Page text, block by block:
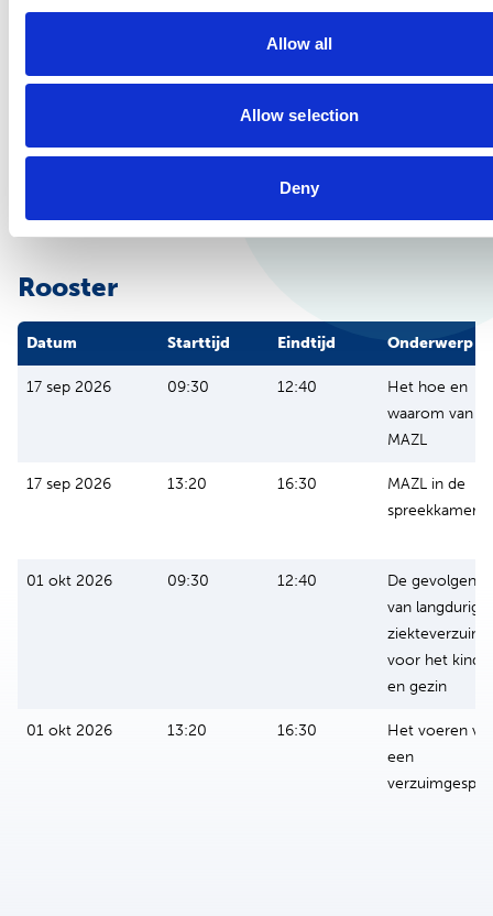
Allow all
Allow selection
Deny
Wil je meer informatie over de MAZL scholing of een
aanvraag doen voor deze module binnen jouw
030 810 05 00
Rooster
Datum Starttijd Eindtijd Onderwerp
17 sep 2026 09:30 12:40
Het hoe en
waarom van
MAZL
17 sep 2026 13:20 16:30
MAZL in de
spreekkamer
01 okt 2026 09:30 12:40
De gevolgen
van langdurig
ziekteverzuim
voor het kind
en gezin
01 okt 2026 13:20 16:30
Het voeren
een